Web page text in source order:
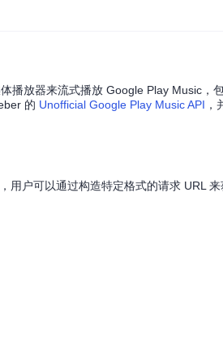
播放器来流式播放 Google Play Music，
的 Unofficial Google Play Music API
户可以通过构造特定格式的请求 URL